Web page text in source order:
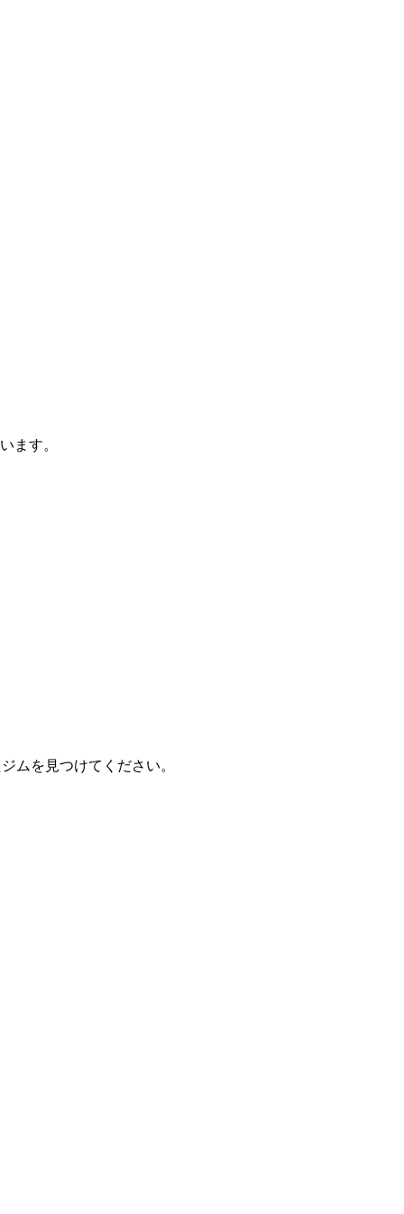
ます。
ムを見つけてください。